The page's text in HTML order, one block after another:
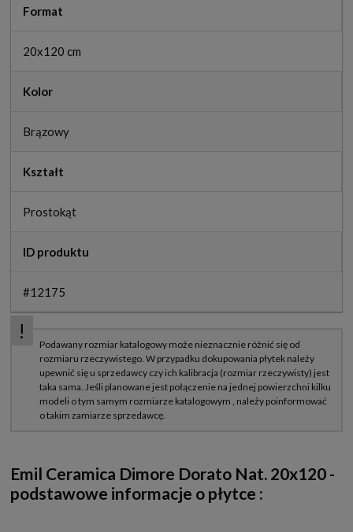
Format
20x120 cm
Kolor
Brązowy
Kształt
Prostokąt
ID produktu
#12175
Emil Ceramica Dimore Dorato Nat. 20x120 -
podstawowe informacje o płytce :